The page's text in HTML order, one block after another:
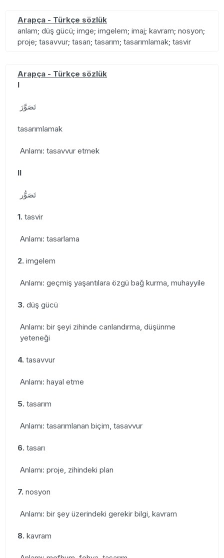
Arapça - Türkçe sözlük
anlam; düş gücü; imge; imgelem; imaj; kavram; nosyon;
proje; tasavvur; tasarı; tasarım; tasarımlamak; tasvir
Arapça - Türkçe sözlük
I
تَصَوَّرَ
tasarımlamak
Anlamı: tasavvur etmek
II
تَصَوُّر
1. tasvir
Anlamı: tasarlama
2. imgelem
Anlamı: geçmiş yaşantılara özgü bağ kurma, muhayyile
3. düş gücü
Anlamı: bir şeyi zihinde canlandırma, düşünme
yeteneği
4. tasavvur
Anlamı: hayal etme
5. tasarım
Anlamı: tasarımlanan biçim, tasavvur
6. tasarı
Anlamı: proje, zihindeki plan
7. nosyon
Anlamı: bir şey üzerindeki gerekir bilgi, kavram
8. kavram